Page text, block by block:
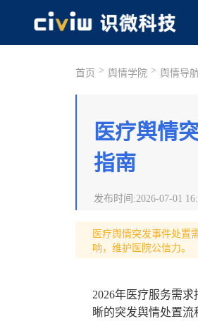
首页 > 舆情学院 > 舆情导
医疗舆情
指南
发布时间 :2026-07-01
医疗舆情突发事件处置
响，维护医院公信力。
2026年医疗服务需
晰的突发舆情处置流